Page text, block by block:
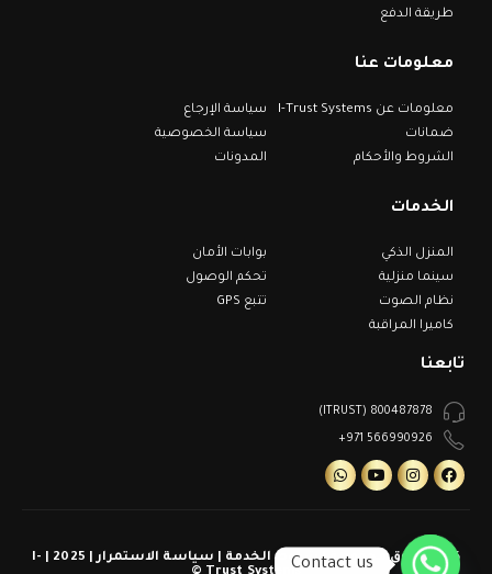
طريقة الدفع
معلومات عنا
معلومات عن I-Trust Systems
ضمانات
الشروط والأحكام
سياسة الإرجاع
سياسة الخصوصية
المدونات
الخدمات
المنزل الذكي
سينما منزلية
نظام الصوت
كاميرا المراقبة
بوابات الأمان
تحكم الوصول
تتبع GPS
تابعنا
800487878 (ITRUST)
566990926 971+
كل الحقوق محفوظة | شروط الخدمة | سياسة الاستمرار | 2025 | I-
Contact us